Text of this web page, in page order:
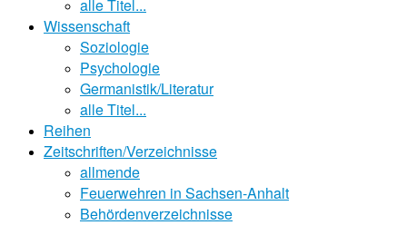
alle Titel...
Wissenschaft
Soziologie
Psychologie
Germanistik/Literatur
alle Titel...
Reihen
Zeitschriften/Verzeichnisse
allmende
Feuerwehren in Sachsen-Anhalt
Behördenverzeichnisse